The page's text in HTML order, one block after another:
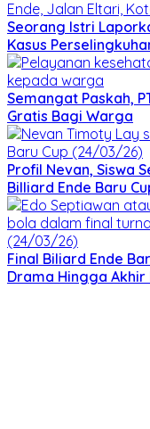
Seorang Istri
Kasus
Semangat Paskah,
Gratis Bagi Warga
Profil Nevan, Siswa
Billiard Ende Baru
Final Biliard Ende
Drama Hingga Akhir